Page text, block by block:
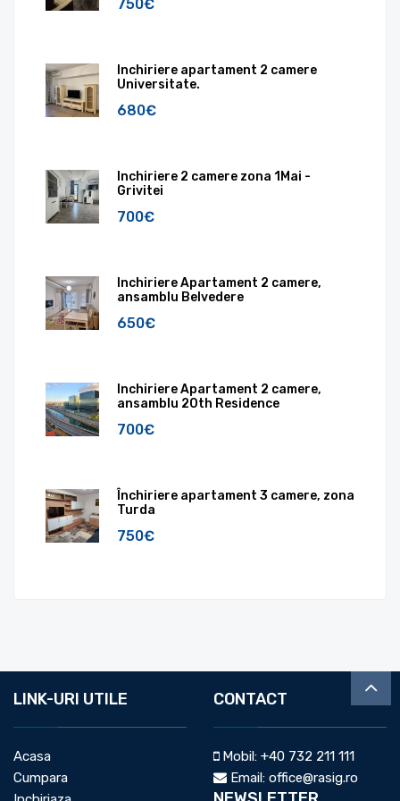
750€
Inchiriere apartament 2 camere
Universitate.
680€
Inchiriere 2 camere zona 1Mai -
Grivitei
700€
Inchiriere Apartament 2 camere,
ansamblu Belvedere
650€
Inchiriere Apartament 2 camere,
ansamblu 20th Residence
700€
Închiriere apartament 3 camere, zona
Turda
750€
LINK-URI UTILE
Acasa
Cumpara
CONTACT
Mobil: +40 732 211 111
Email: office@rasig.ro